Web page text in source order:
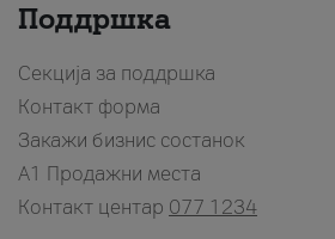
Поддршка
Секција за поддршка
Контакт форма
Закажи бизнис состанок
A1 Продажни места
Контакт центар 077 1234